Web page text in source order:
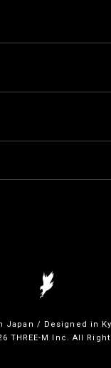
Japan / Designed in
THREE-M Inc. All